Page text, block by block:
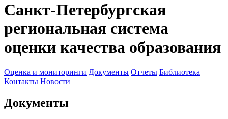
Санкт-Петербургская
региональная система
оценки качества образования
Оценка и мониторинги Документы Отчеты Библиотека
Контакты Новости
Документы